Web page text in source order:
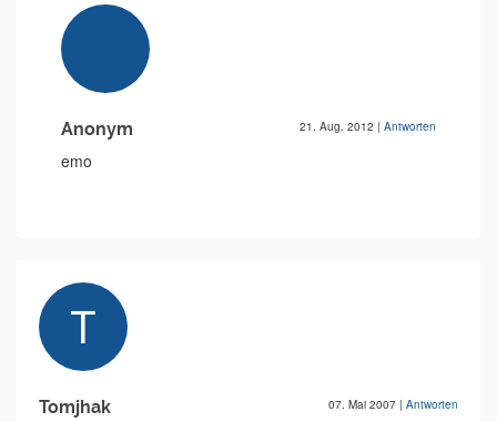
Anonym 21. Aug. 2012 | Antworten
emo
Tomjhak 07. Mai 2007 | Antworten